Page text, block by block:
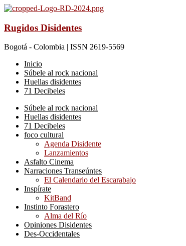
Rugidos Disidentes
Bogotá - Colombia | ISSN 2619-5569
Inicio
Súbele al rock nacional
Huellas disidentes
71 Decibeles
Súbele al rock nacional
Huellas disidentes
71 Decibeles
foco cultural
Agenda Disidente
Lanzamientos
Asfalto Cinema
Narraciones Transeúntes
El Calendario del Escarabajo
Inspírate
KitBand
Instinto Forastero
Alma del Río
Opiniones Disidentes
Des-Occidentales